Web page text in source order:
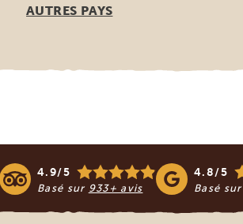
AUTRES PAYS
4.9/5
Basé sur 933+ avis
4.8/5
Basé sur